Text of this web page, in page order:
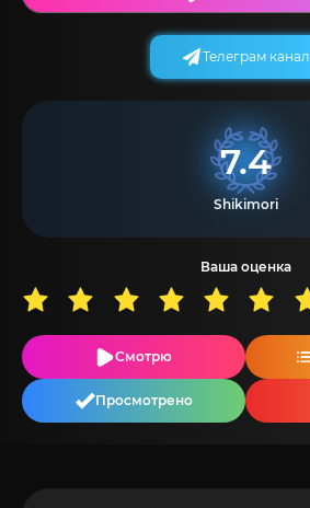
7.4
Shikimori
Ваша оценка
Смотрю
Просмотрено
Телеграм канал